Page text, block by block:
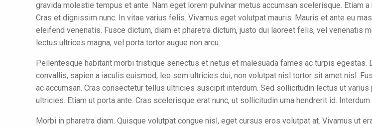
gravida molestie tempus et ante. Nam eget lorem pulvinar metus accumsan scelerisque. Etiam
Cras et dignissim nunc. In vitae varius felis. Vivamus eget volutpat mauris. Mauris et ante eu
eleifend venenatis. Fusce dictum, diam et pharetra dictum, justo dui laoreet felis, vel venenatis
lectus ultrices magna, vel porta tortor augue non arcu.
Pellentesque habitant morbi tristique senectus et netus et malesuada fames ac turpis
convallis, sapien a iaculis euismod, leo sem ultricies dui, non volutpat nisl tortor sit amet nisl.
ac accumsan. Cras consectetur tellus ultricies suscipit interdum. Sed sollicitudin lectus ut
ultricies. Etiam ut porta ante. Cras scelerisque erat nunc, ut sollicitudin urna hendrerit id.
Morbi in pharetra diam. Quisque volutpat congue nisl, eget cursus eros volutpat at. Vivamus ut